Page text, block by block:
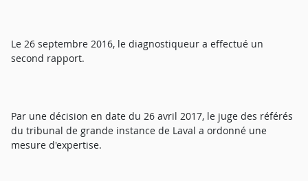
Le 26 septembre 2016, le diagnostiqueur a effectué un
second rapport.
Par une décision en date du 26 avril 2017, le juge des référés
du tribunal de grande instance de Laval a ordonné une
mesure d'expertise.